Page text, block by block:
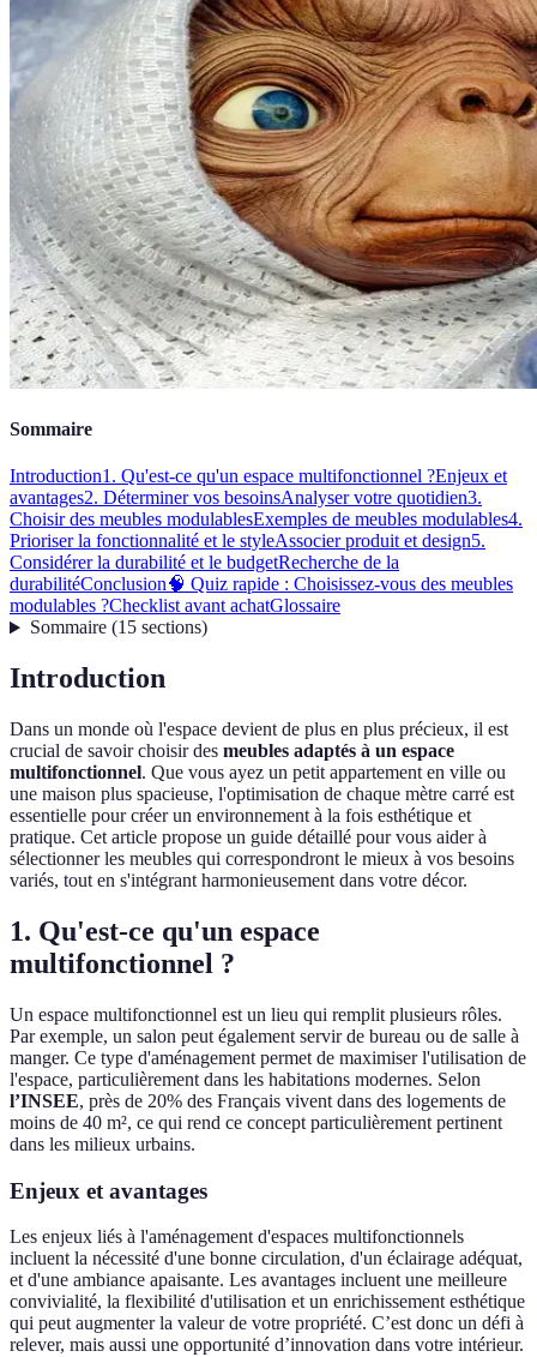
Sommaire
Introduction1. Qu'est-ce qu'un espace multifonctionnel ?Enjeux et
avantages2. Déterminer vos besoinsAnalyser votre quotidien3.
Choisir des meubles modulablesExemples de meubles modulables4.
Prioriser la fonctionnalité et le styleAssocier produit et design5.
Considérer la durabilité et le budgetRecherche de la
durabilitéConclusion🧠 Quiz rapide : Choisissez-vous des meubles
modulables ?Checklist avant achatGlossaire
Sommaire(15 sections)
Introduction
Dans un monde où l'espace devient de plus en plus précieux, il est
crucial de savoir choisir des meubles adaptés à un espace
multifonctionnel. Que vous ayez un petit appartement en ville ou
une maison plus spacieuse, l'optimisation de chaque mètre carré est
essentielle pour créer un environnement à la fois esthétique et
pratique. Cet article propose un guide détaillé pour vous aider à
sélectionner les meubles qui correspondront le mieux à vos besoins
variés, tout en s'intégrant harmonieusement dans votre décor.
1. Qu'est-ce qu'un espace
multifonctionnel ?
Un espace multifonctionnel est un lieu qui remplit plusieurs rôles.
Par exemple, un salon peut également servir de bureau ou de salle à
manger. Ce type d'aménagement permet de maximiser l'utilisation de
l'espace, particulièrement dans les habitations modernes. Selon
l’INSEE, près de 20% des Français vivent dans des logements de
moins de 40 m², ce qui rend ce concept particulièrement pertinent
dans les milieux urbains.
Enjeux et avantages
Les enjeux liés à l'aménagement d'espaces multifonctionnels
incluent la nécessité d'une bonne circulation, d'un éclairage adéquat,
et d'une ambiance apaisante. Les avantages incluent une meilleure
convivialité, la flexibilité d'utilisation et un enrichissement esthétique
qui peut augmenter la valeur de votre propriété. C’est donc un défi à
relever, mais aussi une opportunité d’innovation dans votre intérieur.